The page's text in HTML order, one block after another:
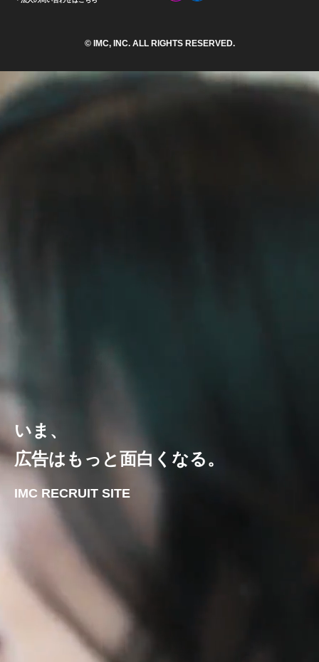
© IMC, INC. ALL RIGHTS RESERVED.
いま、
広告はもっと面白くなる。
IMC RECRUIT SITE